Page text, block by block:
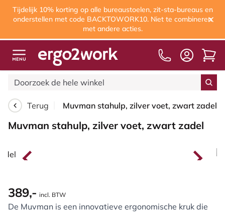
Tijdelijk 10% korting op alle bureaustoelen, zit-sta-bureaus en
onderstellen met code BACKTOWORK10. Niet te combineren
met andere acties.
Vragen of advies?Bel+31 24 3296116
Terug Muvman stahulp, zilver voet, zwart zadel
Muvman stahulp, zilver voet, zwart zadel
389,- incl. BTW
De Muvman is een innovatieve ergonomische kruk die